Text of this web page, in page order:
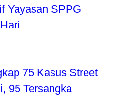
Yayasan SPPG
75 Kasus Street
95 Tersangka